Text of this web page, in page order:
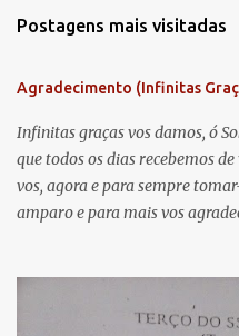
e
t
á
r
i
o
Postagens mais visitadas
Agradecimento (Infinitas
Infinitas graças vos damos, ó
que todos os dias recebemos
vos, agora e para sempre
amparo e para mais vos
lágrimas. Eia, pois, Advogada